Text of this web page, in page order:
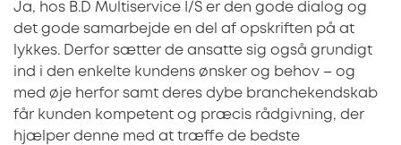
Ja, hos B.D Multiservice I/S er den gode dialog og
det gode samarbejde en del af opskriften på at
lykkes. Derfor sætter de ansatte sig også grundigt
ind i den enkelte kundens ønsker og behov – og
med øje herfor samt deres dybe branchekendskab
får kunden kompetent og præcis rådgivning, der
hjælper denne med at træffe de bedste